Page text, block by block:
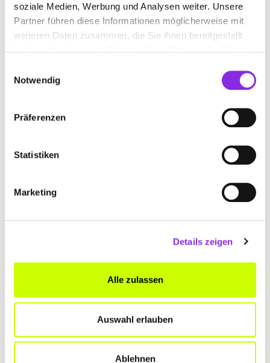
soziale Medien, Werbung und Analysen weiter. Unsere
Partner führen diese Informationen möglicherweise mit
weiteren Daten zusammen, die Sie ihnen bereitgestellt
Notwendig
Präferenzen
Statistiken
Marketing
Details zeigen
Alle zulassen
Auswahl erlauben
Ablehnen
DR. MED. MANFRED HEIDE HALS-NASEN-
+4966313933
dr-med-manfred-heide-hals-nasen-